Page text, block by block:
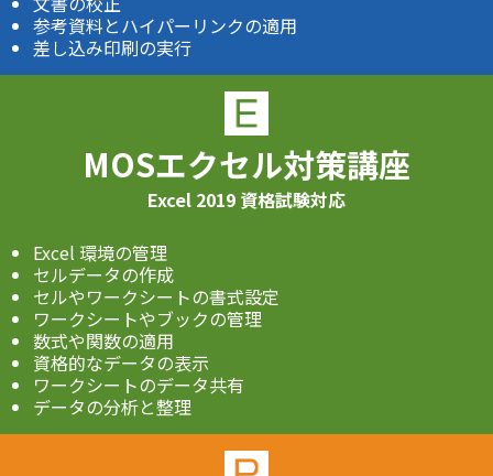
参考資料とハイパーリンクの適用
差し込み印刷の実行
MOSエクセル対策講座
Excel 2019 資格試験対応
Excel 環境の管理
セルデータの作成
セルやワークシートの書式設定
ワークシートやブックの管理
数式や関数の適用
資格的なデータの表示
ワークシートのデータ共有
データの分析と整理